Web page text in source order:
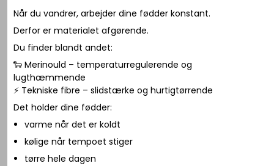
Når du vandrer, arbejder dine fødder konstant.
Derfor er materialet afgørende.
Du finder blandt andet:
🐑 Merinould – temperaturregulerende og
lugthæmmende
⚡ Tekniske fibre – slidstærke og hurtigtørrende
Det holder dine fødder:
varme når det er koldt
kølige når tempoet stiger
tørre hele dagen